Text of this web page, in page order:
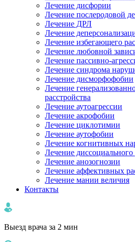
Лечение дисфории
Лечение послеродовой
Лечение ДРЛ
Лечение
Лечение избегающего
Лечение любовной
Лечение пассивно-
Лечение синдрома
Лечение дисморфофобии
Лечение
расстройства
Лечение аутоагрессии
Лечение акрофобии
Лечение циклотимии
Лечение аутофобии
Лечение когнитивных
Лечение диссоциального
Лечение анозогнозии
Лечение аффективных
Лечение мании величия
Контакты
Выезд врача за 2 мин